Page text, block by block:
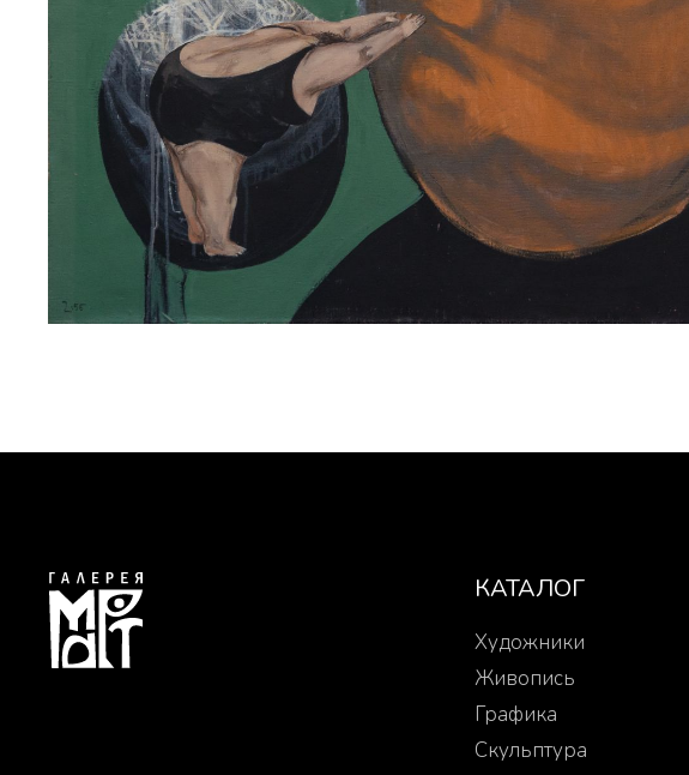
КАТАЛОГ
Художники
Живопись
Графика
Скульптура